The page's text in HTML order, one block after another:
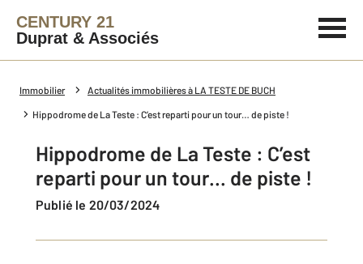
CENTURY 21
Duprat & Associés
Immobilier Actualités immobilières à LA TESTE DE BUCH
Hippodrome de La Teste : C’est reparti pour un tour… de piste !
Hippodrome de La Teste : C’est
reparti pour un tour… de piste !
Publié le 20/03/2024